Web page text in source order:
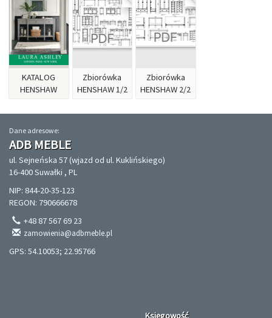
KATALOG
HENSHAW
Zbiorówka
HENSHAW 1/2
Zbiorówka
HENSHAW 2/2
Dane adresowe:
ADB MEBLE
ul. Sejneńska 57 (wjazd od ul. Kuklińskiego)
16-400 Suwałki , PL
NIP: 844-20-35-123
REGON: 790666678
+48 87 567 69 23
zamowienia@adbmeble.pl
GPS: 54.10053; 22.95766
Księgowość